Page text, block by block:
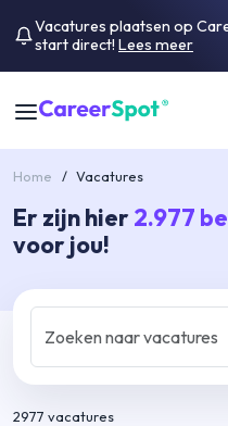
Vacatures plaatsen op
start direct! Lees meer
Home / Vacatures
Er zijn hier 2.977
voor jou!
2977 vacatures